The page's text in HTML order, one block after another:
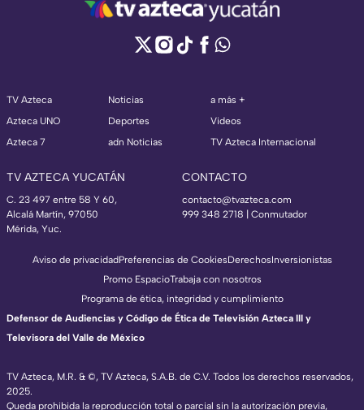
TV Azteca
Azteca UNO
Azteca 7
Noticias
Deportes
adn Noticias
a más +
Videos
TV Azteca Internacional
TV AZTECA YUCATÁN
C. 23 497 entre 58 Y 60,
Alcalá Martín, 97050
Mérida, Yuc.
CONTACTO
contacto@tvazteca.com
999 348 2718 | Conmutador
TV Azteca, M.R. & ©, TV Azteca, S.A.B. de C.V. Todos los derechos reservados,
2025.
Queda prohibida la reproducción total o parcial sin la autorización previa,
Aviso de privacidadPreferencias de CookiesDerechosInversionistas
Promo EspacioTrabaja con nosotros
Programa de ética, integridad y cumplimiento
Defensor de Audiencias y Código de Ética de Televisión Azteca III y
Televisora del Valle de México